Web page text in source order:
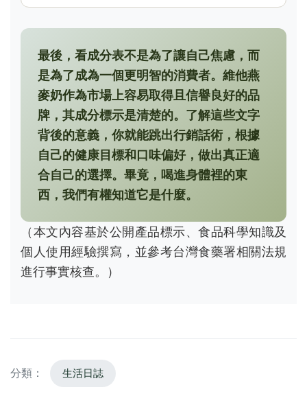
最後，看成分表不是為了讓自己焦慮，而
是為了成為一個更明智的消費者。維他燕
麥奶作為市場上容易取得且信譽良好的品
牌，其成分標示是清楚的。了解這些文字
背後的意義，你就能跳出行銷話術，根據
自己的健康目標和口味偏好，做出真正適
合自己的選擇。畢竟，喝進身體裡的東
西，我們有權知道它是什麼。
（本文內容基於公開產品標示、食品科學知識及
個人使用經驗撰寫，並參考台灣食藥署相關法規
進行事實核查。）
分類： 生活日誌